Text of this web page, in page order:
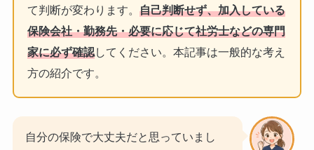
て判断が変わります。 自己判断せず、加入している
保険会社・勤務先・必要に応じて社労士などの専門
家に必ず確認してください。本記事は一般的な考え
方の紹介です。
自分の保険で大丈夫だと思っていまし